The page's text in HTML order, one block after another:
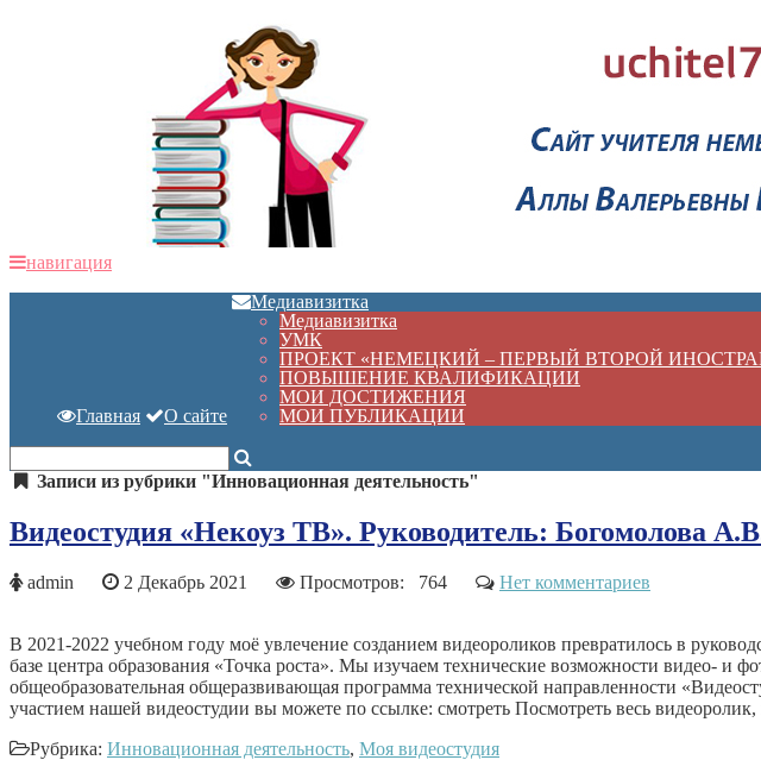
навигация
Главная О сайте
Медиавизитка
Медиавизитка
УМК
ПРОЕКТ «НЕМЕЦКИЙ – ПЕРВЫЙ ВТОРОЙ
ПОВЫШЕНИЕ КВАЛИФИКАЦИИ
МОИ ДОСТИЖЕНИЯ
МОИ ПУБЛИКАЦИИ
Записи из рубрики "Инновационная деятельность"
Видеостудия «Некоуз ТВ». Руководитель: Богомолова
admin 2 Декабрь 2021 Просмотров: 764 Нет комментариев
В 2021-2022 учебном году моё увлечение созданием видеороликов превратилось в
базе центра образования «Точка роста». Мы изучаем технические возможности видео-
общеобразовательная общеразвивающая программа технической направленности
участием нашей видеостудии вы можете по ссылке: смотреть Посмотреть весь
Рубрика: Инновационная деятельность, Моя видеостудия